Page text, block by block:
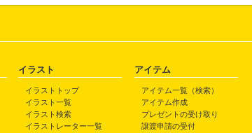
イラスト
イラストトップ
イラスト一覧
イラスト検索
イラストレーター一覧
アイテム
アイテム一覧（検索）
アイテム作成
プレゼントの受け取り
譲渡申請の受付